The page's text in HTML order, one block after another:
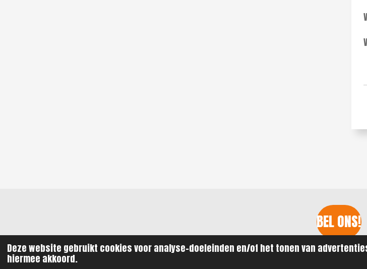
Deze website gebruikt cookies voor analyse-doeleinden en/of het tonen van
hiermee akkoord.
BEL ONS!
© 2021 - 2026 ReGi Watersport